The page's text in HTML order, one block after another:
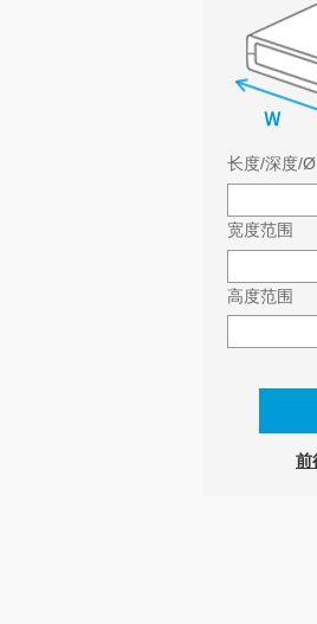
长度/深度/Ø
宽度范围
高度范围
前